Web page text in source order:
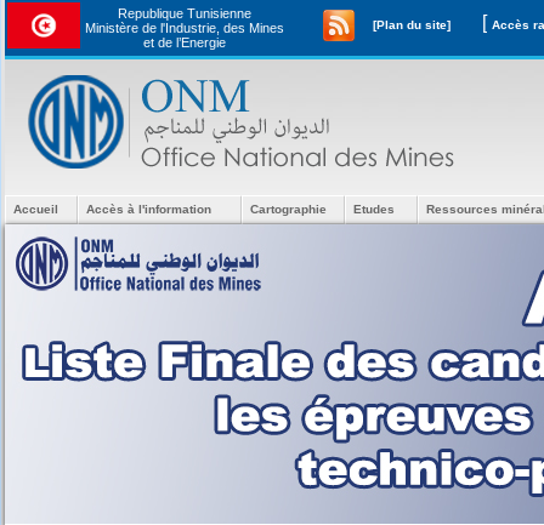
Republique Tunisienne
Ministère de l'Industrie, des Mines
et de l’Energie
[Plan du site] [
Accueil Accès à l'information Cartographie Etudes Ressources